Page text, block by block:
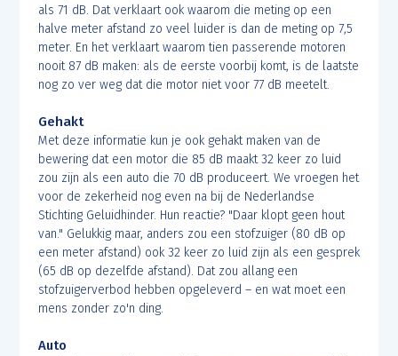
als 71 dB. Dat verklaart ook waarom die meting op een
halve meter afstand zo veel luider is dan de meting op 7,5
meter. En het verklaart waarom tien passerende motoren
nooit 87 dB maken: als de eerste voorbij komt, is de laatste
nog zo ver weg dat die motor niet voor 77 dB meetelt.
Gehakt
Met deze informatie kun je ook gehakt maken van de
bewering dat een motor die 85 dB maakt 32 keer zo luid
zou zijn als een auto die 70 dB produceert. We vroegen het
voor de zekerheid nog even na bij de Nederlandse
Stichting Geluidhinder. Hun reactie? "Daar klopt geen hout
van." Gelukkig maar, anders zou een stofzuiger (80 dB op
een meter afstand) ook 32 keer zo luid zijn als een gesprek
(65 dB op dezelfde afstand). Dat zou allang een
stofzuigerverbod hebben opgeleverd – en wat moet een
mens zonder zo'n ding.
Auto